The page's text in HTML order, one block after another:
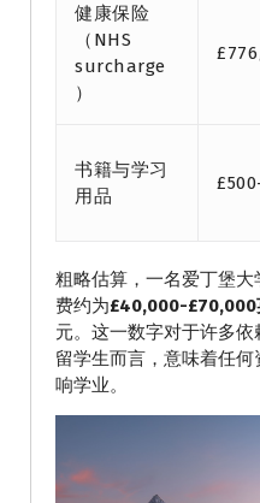
健康保险
（NHS
surcharge
）
书籍与学习
用品
粗略估算，一名爱丁堡
费约为£40,000-£70,000
元。这一数字对于许多
留学生而言，意味着任
响学业。